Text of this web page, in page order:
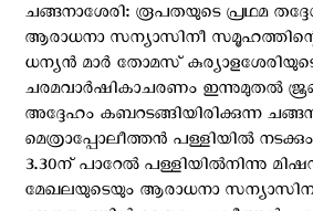
ചങ്ങനാശേരി: രൂപതയുടെ പ്രഥമ
ആരാധനാ സന്യാസിനീ
ധന്യൻ മാർ തോമസ് കുര്യാളശേരിയുടെ
ചരമവാർഷികാചരണം ഇന്നുമുതൽ
അദ്ദേഹം കബറടങ്ങിയിരിക്കുന്ന
മെത്രാപ്പോലീത്തൻ പള്ളിയിൽ
3.30ന് പാറേൽ പള്ളിയിൽനിന്നു
മേഖലയുടെയും ആരാധനാ